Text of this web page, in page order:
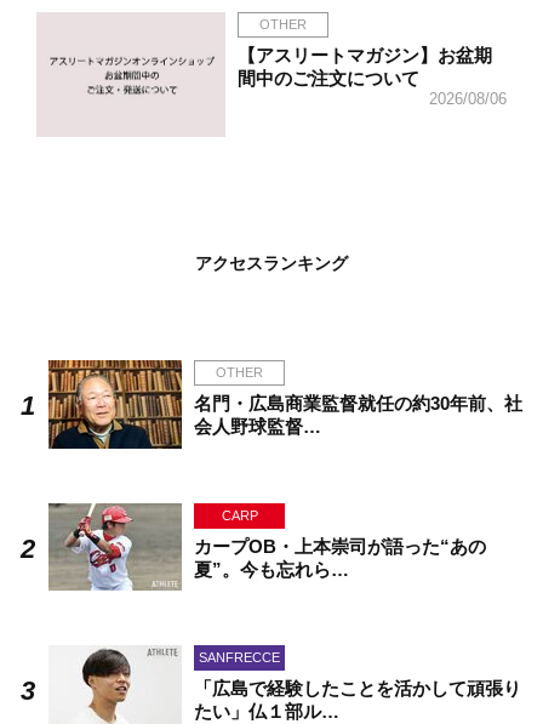
OTHER
【アスリートマガジン】お盆期
間中のご注文について
2026/08/06
アクセスランキング
OTHER
名門・広島商業監督就任の約30年前、社
会人野球監督…
CARP
カープOB・上本崇司が語った“あの
夏”。今も忘れら…
SANFRECCE
「広島で経験したことを活かして頑張り
たい」仏１部ル…